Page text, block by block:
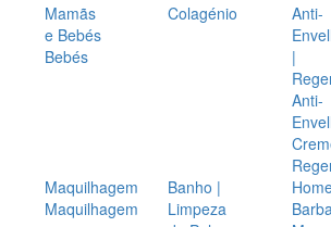
Mamãs
e Bebés
Bebés
Colagénio
Anti-
|
Anti-
Maquilhagem
Maquilhagem
Banho |
Limpeza
Barba